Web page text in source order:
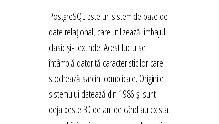
PostgreSQL este un sistem de baze de
date relațional, care utilizează limbajul
clasic și-l extinde. Acest lucru se
întâmplă datorită caracteristicilor care
stochează sarcini complicate. Originile
sistemului datează din 1986 și sunt
deja peste 30 de ani de când au existat